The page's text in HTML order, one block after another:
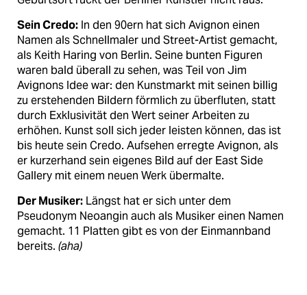
Sein Credo: In den 90ern hat sich Avignon einen
Namen als Schnellmaler und Street-Artist gemacht,
als Keith Haring von Berlin. Seine bunten Figuren
waren bald überall zu sehen, was Teil von Jim
Avignons Idee war: den Kunstmarkt mit seinen billig
zu erstehenden Bildern förmlich zu überfluten, statt
durch Exklusivität den Wert seiner Arbeiten zu
erhöhen. Kunst soll sich jeder leisten können, das ist
bis heute sein Credo. Aufsehen erregte Avignon, als
er kurzerhand sein eigenes Bild auf der East Side
Gallery mit einem neuen Werk übermalte.
Der Musiker: Längst hat er sich unter dem
Pseudonym Neoangin auch als Musiker einen Namen
gemacht. 11 Platten gibt es von der Einmannband
bereits. (aha)